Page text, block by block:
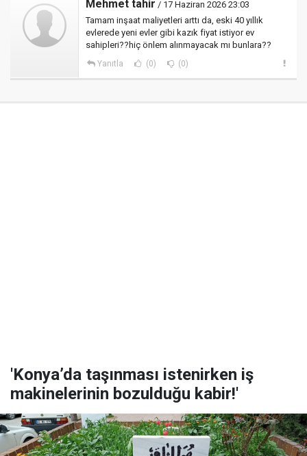
Mehmet tahir / 17 Haziran 2026 23:03
Tamam inşaat maliyetleri arttı da, eski 40 yıllık
evlerede yeni evler gibi kazık fiyat istiyor ev
sahipleri??hiç önlem alınmayacak mı bunlara??
Yanıtla (0) (0)
'Konya’da taşınması istenirken iş
makinelerinin bozulduğu kabir!'